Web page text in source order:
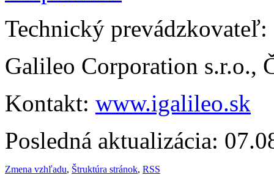
Technický prevádzkovateľ:
Galileo Corporation s.r.o.,
Kontakt: www.igalileo.sk
Posledná aktualizácia:
Zmena vzhľadu, Štruktúra stránok, RSS